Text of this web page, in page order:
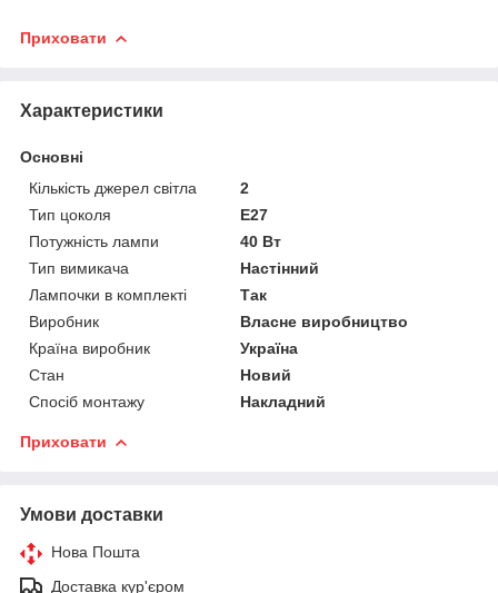
Приховати
Характеристики
Основні
Кількість джерел світла
2
Тип цоколя
E27
Потужність лампи
40 Вт
Тип вимикача
Настінний
Лампочки в комплекті
Так
Виробник
Власне виробництво
Країна виробник
Україна
Стан
Новий
Спосіб монтажу
Накладний
Приховати
Умови доставки
Нова Пошта
Доставка кур'єром